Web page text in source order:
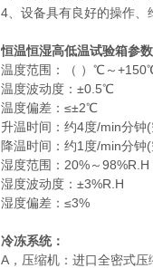
4、设备具有良好的操作、
恒温恒湿高低温试验箱参数
温度范围：（ ）℃～
温度波动度：±0.5℃
温度偏差：≤±2℃
升温时间：约4度/min分钟
降温时间：约1度/min分钟
湿度范围：20%～98%R.H
湿度波动度：±3%R.H
湿度偏差：≤3%
冷冻系统：
A，压缩机：进口全密式压